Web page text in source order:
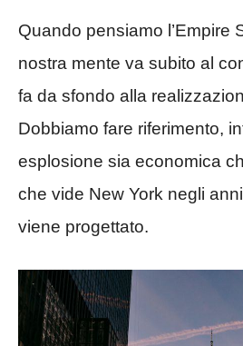
Quando pensiamo l’Empire
nostra mente va subito al
fa da sfondo alla
Dobbiamo fare riferimento,
esplosione sia economica
che vide New York negli
viene progettato.